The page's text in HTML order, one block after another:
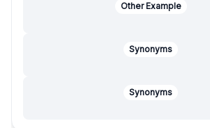
Other Example
Synonyms
Synonyms